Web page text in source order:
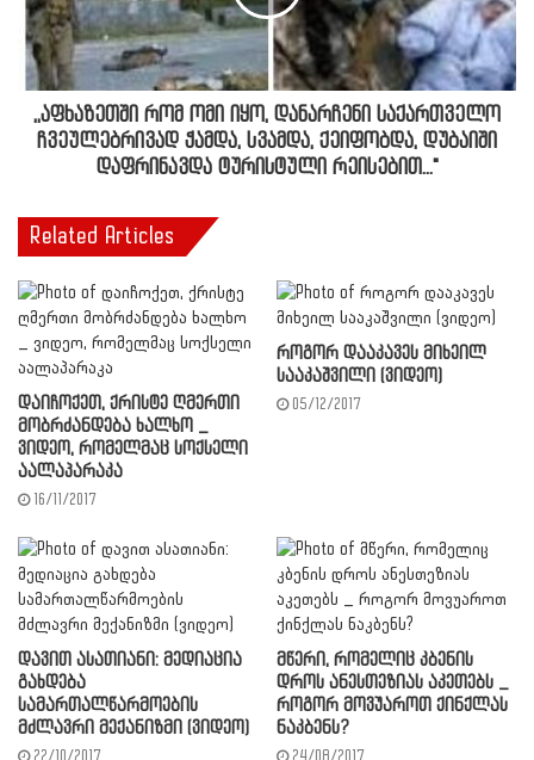
,,აფხაზეთში რომ ომი იყო, დანარჩენი საქართველო
ჩვეულებრივად ჭამდა, სვამდა, ქეიფობდა, დუბაიში
დაფრინავდა ტურისტული რეისებით..."
Related Articles
დაიჩოქეთ, ქრისტე ღმერთი
მობრძანდება ხალხო _
ვიდეო, რომელმაც სოქსელი
აალაპარაკა
16/11/2017
როგორ დააკავეს მიხეილ
სააკაშვილი (ვიდეო)
05/12/2017
დავით ასათიანი: მედიაცია
გახდება
სამართალწარმოების
მძლავრი მექანიზმი (ვიდეო)
22/10/2017
მწერი, რომელიც კბენის
დროს ანესთეზიას აკეთებს _
როგორ მოვუაროთ ქინქლას
ნაკბენს?
24/08/2017